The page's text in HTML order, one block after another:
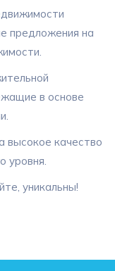
предложения на
в основе
высокое качество
уровня.
уникальны!